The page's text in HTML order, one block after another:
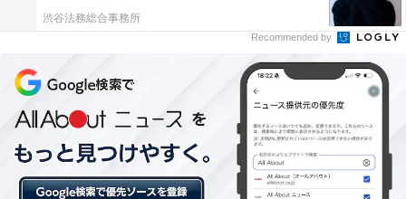
渋谷法務総合事務所
Recommended by